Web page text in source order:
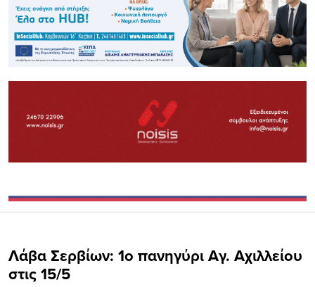
Λάβα Σερβίων: 1o πανηγύρι Αγ. Αχιλλείου
στις 15/5